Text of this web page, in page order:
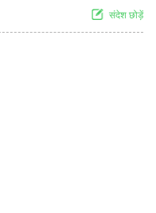
संदेश छोड़ें